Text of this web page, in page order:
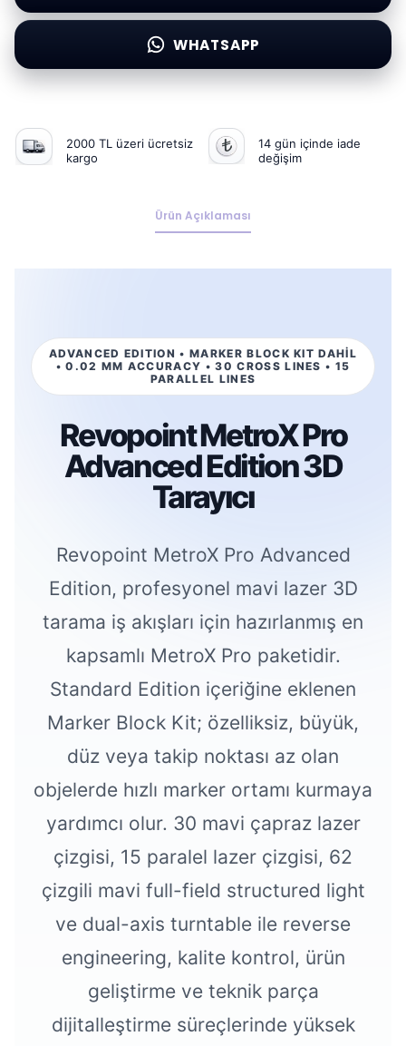
WHATSAPP
2000 TL üzeri ücretsiz
kargo
14 gün içinde iade
değişim
Ürün Açıklaması
ADVANCED EDITION • MARKER BLOCK KIT DAHİL
• 0.02 MM ACCURACY • 30 CROSS LINES • 15
PARALLEL LINES
Revopoint MetroX Pro
Advanced Edition 3D
Tarayıcı
Revopoint MetroX Pro Advanced
Edition, profesyonel mavi lazer 3D
tarama iş akışları için hazırlanmış en
kapsamlı MetroX Pro paketidir.
Standard Edition içeriğine eklenen
Marker Block Kit; özelliksiz, büyük,
düz veya takip noktası az olan
objelerde hızlı marker ortamı kurmaya
yardımcı olur. 30 mavi çapraz lazer
çizgisi, 15 paralel lazer çizgisi, 62
çizgili mavi full-field structured light
ve dual-axis turntable ile reverse
engineering, kalite kontrol, ürün
geliştirme ve teknik parça
dijitalleştirme süreçlerinde yüksek